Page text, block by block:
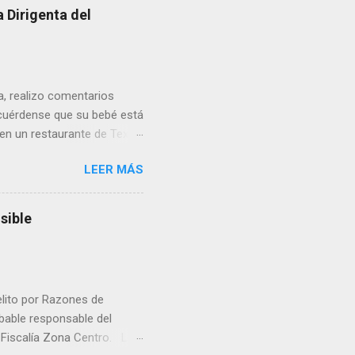
Dirigenta del
realizo comentarios
que su bebé está
un restaurante de Texas
lo mejor en el IMSS?,
o algo?, yo creo que
así de que, 'por
LEER MÁS
por Razones de
responsable del
Zona Centro. La